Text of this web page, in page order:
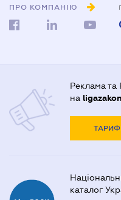
ПРО КОМПАНІЮ
Реклама та
на
каталог